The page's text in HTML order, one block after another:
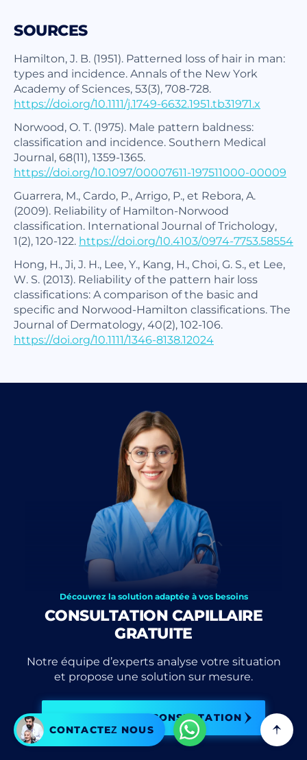
SOURCES
Hamilton, J. B. (1951). Patterned loss of hair in man:
types and incidence. Annals of the New York
Academy of Sciences, 53(3), 708-728.
https://doi.org/10.1111/j.1749-6632.1951.tb31971.x
Norwood, O. T. (1975). Male pattern baldness:
classification and incidence. Southern Medical
Journal, 68(11), 1359-1365.
https://doi.org/10.1097/00007611-197511000-00009
Guarrera, M., Cardo, P., Arrigo, P., et Rebora, A.
(2009). Reliability of Hamilton-Norwood
classification. International Journal of Trichology,
1(2), 120-122. https://doi.org/10.4103/0974-7753.58554
Hong, H., Ji, J. H., Lee, Y., Kang, H., Choi, G. S., et Lee,
W. S. (2013). Reliability of the pattern hair loss
classifications: A comparison of the basic and
specific and Norwood-Hamilton classifications. The
Journal of Dermatology, 40(2), 102-106.
https://doi.org/10.1111/1346-8138.12024
Découvrez la solution adaptée à vos besoins
CONSULTATION CAPILLAIRE
GRATUITE
Notre équipe d’experts analyse votre situation
et propose une solution sur mesure.
COMMENCER MA CONSULTATION
CONTACTEZ NOUS